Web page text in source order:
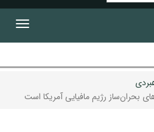
بحران‌ساز رژیم مافیایی آمریکا است